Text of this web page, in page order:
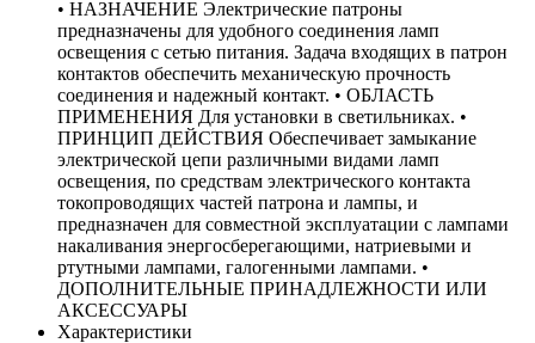
• НАЗНАЧЕНИЕ Электрические патроны
предназначены для удобного соединения ламп
освещения с сетью питания. Задача входящих в патрон
контактов обеспечить механическую прочность
соединения и надежный контакт. • ОБЛАСТЬ
ПРИМЕНЕНИЯ Для установки в светильниках. •
ПРИНЦИП ДЕЙСТВИЯ Обеспечивает замыкание
электрической цепи различными видами ламп
освещения, по средствам электрического контакта
токопроводящих частей патрона и лампы, и
предназначен для совместной эксплуатации с лампами
накаливания энергосберегающими, натриевыми и
ртутными лампами, галогенными лампами. •
ДОПОЛНИТЕЛЬНЫЕ ПРИНАДЛЕЖНОСТИ ИЛИ
АКСЕССУАРЫ
Характеристики